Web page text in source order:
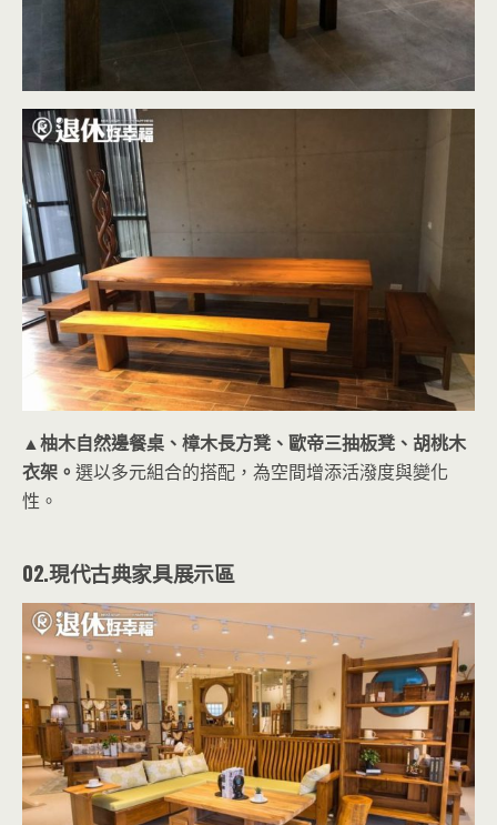
▲柚木自然邊餐桌、樟木長方凳、歐帝三抽板凳、胡桃木
衣架。 選以多元組合的搭配，為空間增添活潑度與變化
性。
02.現代古典家具展示區